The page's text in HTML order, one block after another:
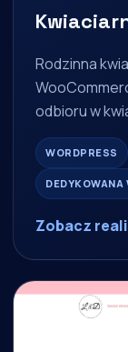
Rodzinna
odbioru w
WORDPRESS
Zobacz